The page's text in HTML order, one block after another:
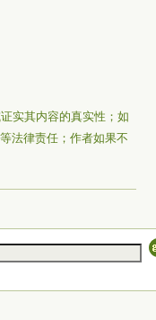
实其内容的真实性；如
法律责任；作者如果不